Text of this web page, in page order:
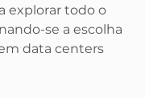
explorar todo o
se a escolha
data centers